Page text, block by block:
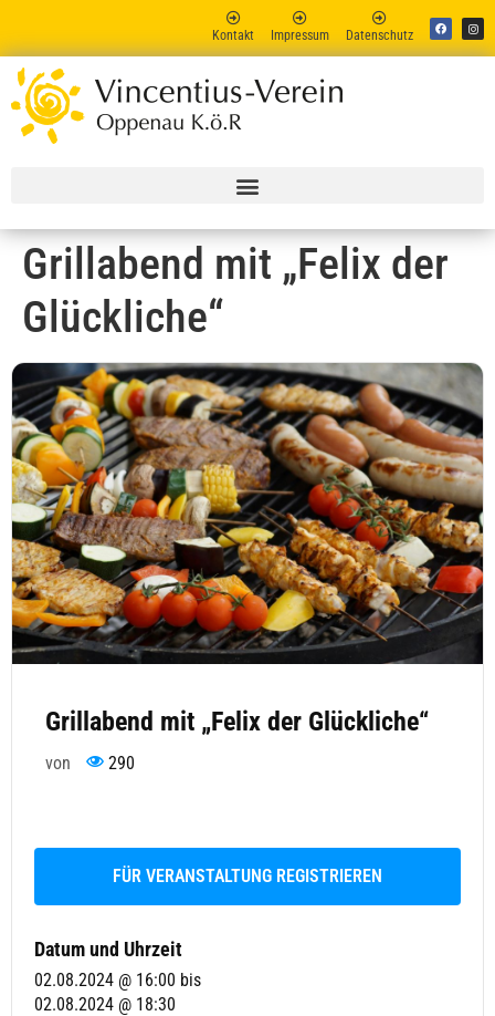
Kontakt Impressum Datenschutz
Grillabend mit „Felix der
Glückliche“
Grillabend mit „Felix der Glückliche“
von 290
FÜR VERANSTALTUNG REGISTRIEREN
Datum und Uhrzeit
02.08.2024 @ 16:00 bis
02.08.2024 @ 18:30
Vincent
Online